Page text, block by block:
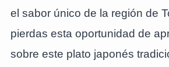
el sabor único de la región de
pierdas esta oportunidad de
sobre este plato japonés